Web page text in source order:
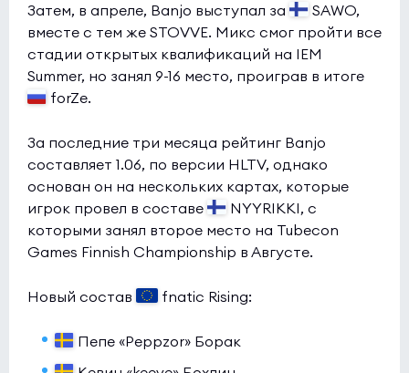
Затем, в апреле, Banjo выступал за
SAWO,
вместе с тем же STOVVE. Микс смог пройти все
стадии открытых квалификаций на IEM
Summer, но занял 9-16 место, проиграв в итоге
forZe.
За последние три месяца рейтинг Banjo
составляет 1.06, по версии HLTV, однако
основан он на нескольких картах, которые
игрок провел в составе
NYYRIKKI, с
которыми занял второе место на Tubecon
Games Finnish Championship в Августе.
Новый состав fnatic Rising:
Пепе «Peppzor» Борак